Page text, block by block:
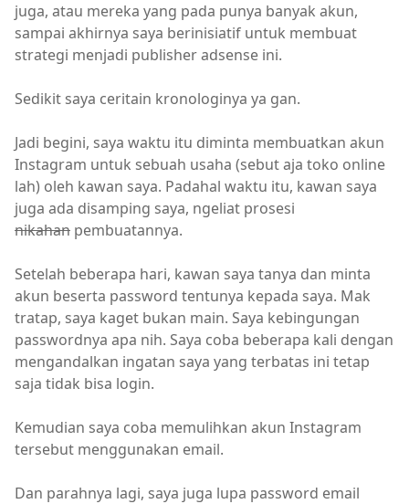
juga, atau mereka yang pada punya banyak akun,
sampai akhirnya saya berinisiatif untuk membuat
strategi menjadi publisher adsense ini.
Sedikit saya ceritain kronologinya ya gan.
Jadi begini, saya waktu itu diminta membuatkan akun
Instagram untuk sebuah usaha (sebut aja toko online
lah) oleh kawan saya. Padahal waktu itu, kawan saya
juga ada disamping saya, ngeliat prosesi
nikahan pembuatannya.
Setelah beberapa hari, kawan saya tanya dan minta
akun beserta password tentunya kepada saya. Mak
tratap, saya kaget bukan main. Saya kebingungan
passwordnya apa nih. Saya coba beberapa kali dengan
mengandalkan ingatan saya yang terbatas ini tetap
saja tidak bisa login.
Kemudian saya coba memulihkan akun Instagram
tersebut menggunakan email.
Dan parahnya lagi, saya juga lupa password email